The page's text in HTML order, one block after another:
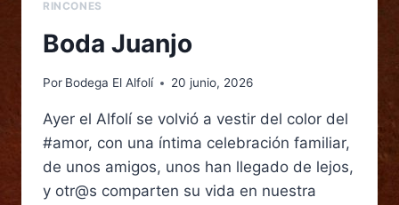
RINCONES
Boda Juanjo
Por Bodega El Alfolí 20 junio, 2026
Ayer el Alfolí se volvió a vestir del color del
#amor, con una íntima celebración familiar,
de unos amigos, unos han llegado de lejos,
y otr@s comparten su vida en nuestra